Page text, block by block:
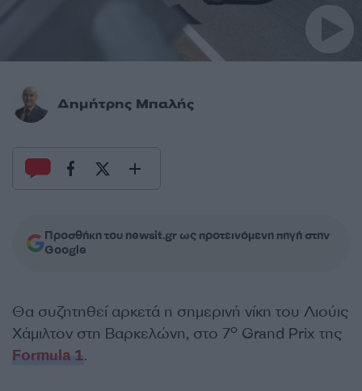
Δημήτρης Μπαλής
Προσθήκη του newsit.gr ως προτεινόμενη πηγή στην
Google
Θα συζητηθεί αρκετά η σημερινή νίκη του Λιούις
Χάμιλτον στη Βαρκελώνη, στο 7ο Grand Prix της
Formula 1.